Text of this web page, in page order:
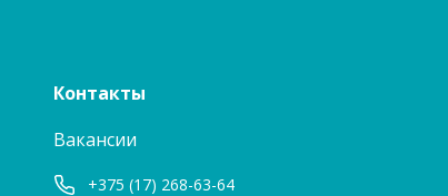
Контакты
Вакансии
+375 (17) 268-63-64